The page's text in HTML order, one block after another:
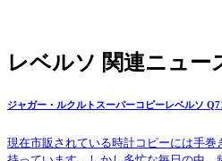
レベルソ 関連ニュー
ジャガー・ルクルトスーパーコピーレベルソ
現在市販されている時計コピーには手